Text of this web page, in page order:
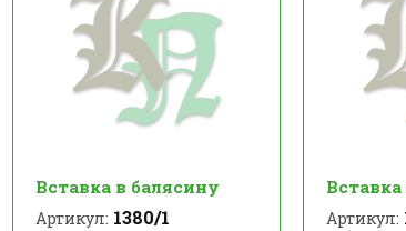
Вставка в балясину
Артикул: 1380/1 Артикул: